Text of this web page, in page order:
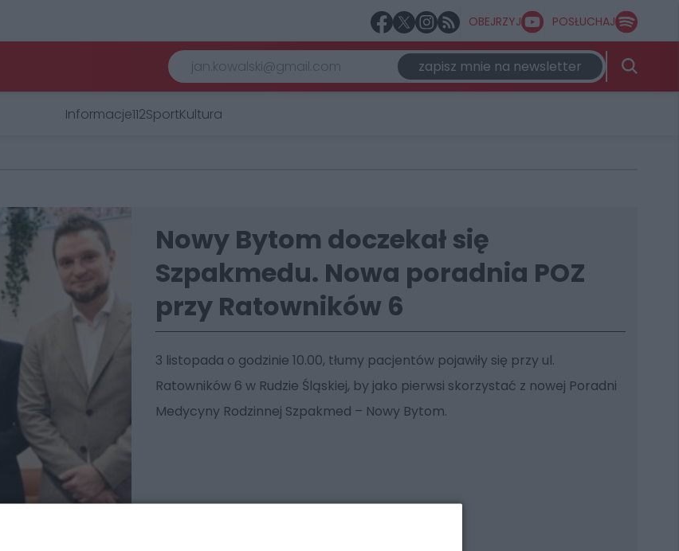
OBEJRZYJ POSŁUCHAJ
zapisz mnie na newsletter
Informacje112SportKultura
Nowy Bytom doczekał się
Szpakmedu. Nowa poradnia POZ
przy Ratowników 6
3 listopada o godzinie 10.00, tłumy pacjentów pojawiły się przy ul.
Ratowników 6 w Rudzie Śląskiej, by jako pierwsi skorzystać z nowej Poradni
Medycyny Rodzinnej Szpakmed – Nowy Bytom.